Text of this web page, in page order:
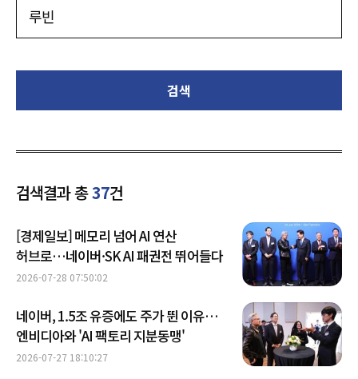
검색
검색결과 총37건
[경제일보] 메모리 넘어 AI 연산
허브로…네이버·SK AI 패권전 뛰어들다
2026-07-28 07:50:02
네이버, 1.5조 유증에도 주가 뛴 이유…
엔비디아와 'AI 팩토리 지분동맹'
2026-07-27 18:10:27